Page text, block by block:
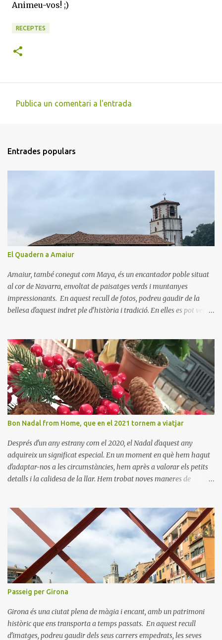
Animeu-vos! ;)
RECEPTES
e
n
Publica un comentari a l'entrada
Entrades populars
El Quadern a Amaiur
Amaiur, també conegut com Maya, és un encantador poble situat
al cor de Navarra, envoltat de paisatges verds i muntanyes
impressionants. En aquest recull de fotos, podreu gaudir de la
bellesa d'aquest indret ple d'història i tradició. En elles es pot veure
cultura navarresa i gaudir de la tranquil·litat d'un poble que
conserva el seu encant tradicional. Us animem a descobrir aquest
meravellós lloc i a deixar-vos captivar per la seva bellesa!
Bon Nadal from Home, que en el 2021 tornem a viatjar
Després d'un any estrany com el 2020, el Nadal d'aquest any
adquireix un significat especial. En un moment en què hem hagut
d'adaptar-nos a les circumstàncies, hem après a valorar els petits
detalls i la calidesa de la llar. Hem trobat noves maneres de
tornar a descobrir nous llocs i viure noves experiències. Desitgem
que aquest Nadal us porti pau, amor i moments inoblidables. Bon
Nadal i un pròsper Any Nou!
Passeig per Girona
Girona és una ciutat plena de màgia i encant, amb un patrimoni
històric que ens transporta a temps passats. En aquest recull
d'imatges, podreu gaudir dels seus carrers empedrats, les seves